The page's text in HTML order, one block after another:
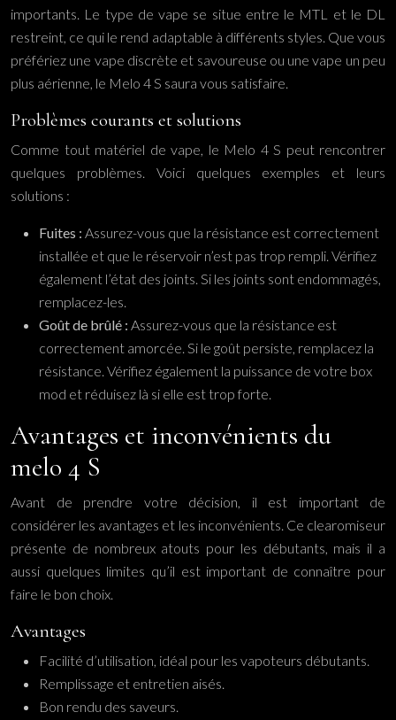
importants. Le type de vape se situe entre le MTL et le DL
restreint, ce qui le rend adaptable à différents styles. Que vous
préfériez une vape discrète et savoureuse ou une vape un peu
plus aérienne, le Melo 4 S saura vous satisfaire.
Problèmes courants et solutions
Comme tout matériel de vape, le Melo 4 S peut rencontrer
quelques problèmes. Voici quelques exemples et leurs
solutions :
Fuites : Assurez-vous que la résistance est correctement
installée et que le réservoir n’est pas trop rempli. Vérifiez
également l’état des joints. Si les joints sont endommagés,
remplacez-les.
Goût de brûlé : Assurez-vous que la résistance est
correctement amorcée. Si le goût persiste, remplacez la
résistance. Vérifiez également la puissance de votre box
mod et réduisez là si elle est trop forte.
Avantages et inconvénients du
melo 4 S
Avant de prendre votre décision, il est important de
considérer les avantages et les inconvénients. Ce clearomiseur
présente de nombreux atouts pour les débutants, mais il a
aussi quelques limites qu’il est important de connaître pour
faire le bon choix.
Avantages
Facilité d’utilisation, idéal pour les vapoteurs débutants.
Remplissage et entretien aisés.
Bon rendu des saveurs.